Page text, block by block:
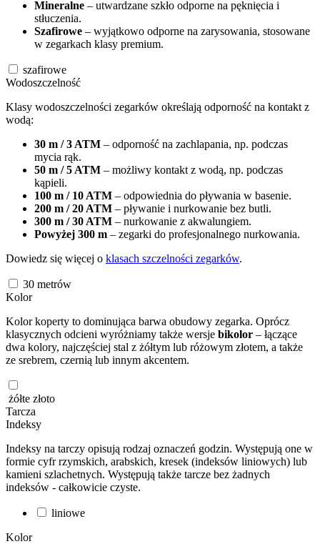
Mineralne – utwardzane szkło odporne na pęknięcia i
stłuczenia.
Szafirowe – wyjątkowo odporne na zarysowania, stosowane
w zegarkach klasy premium.
szafirowe
Wodoszczelność
Klasy wodoszczelności zegarków określają odporność na kontakt z
wodą:
30 m / 3 ATM – odporność na zachlapania, np. podczas
mycia rąk.
50 m / 5 ATM – możliwy kontakt z wodą, np. podczas
kąpieli.
100 m / 10 ATM – odpowiednia do pływania w basenie.
200 m / 20 ATM – pływanie i nurkowanie bez butli.
300 m / 30 ATM – nurkowanie z akwalungiem.
Powyżej 300 m – zegarki do profesjonalnego nurkowania.
Dowiedz się więcej o klasach szczelności zegarków.
30 metrów
Kolor
Kolor koperty to dominująca barwa obudowy zegarka. Oprócz
klasycznych odcieni wyróżniamy także wersje bikolor – łączące
dwa kolory, najczęściej stal z żółtym lub różowym złotem, a także
ze srebrem, czernią lub innym akcentem.
żółte złoto
Tarcza
Indeksy
Indeksy na tarczy opisują rodzaj oznaczeń godzin. Występują one w
formie cyfr rzymskich, arabskich, kresek (indeksów liniowych) lub
kamieni szlachetnych. Występują także tarcze bez żadnych
indeksów - całkowicie czyste.
liniowe
Kolor